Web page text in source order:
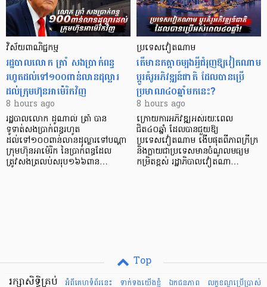
វិស័យ​ពាណិជ្ជកម្ម
រដ្ឋបាលលោក ត្រាំ សងប្រាក់ពន្ធ
រហូតដល់ទៅ១០០ពាន់លានដុល្លារ
ដល់ក្រុមហ៊ុនអាម៉េរិកវិញ
8 hours ago
រដ្ឋបាលលោក ដូណាល់ ត្រាំ បាន​
ទូទាត់សងប្រាក់ពន្ធរហូត
ដល់ទៅ១០០ពាន់លានដុល្លារទៅបណ្ដា
ក្រុមហ៊ុនអាម៉េរិក នៃប្រាក់ពន្ធដែល
ត្រូវសងត្រលប់សរុប១៦៦ពាន…
ប្រទេសវៀតណាម
តើមានកត្តាចម្បងអ្វីជំរុញឱ្យវៀតណាម
ប្តូរគំរូអភិវឌ្ឍន៍ជាតិ ដែលបានប្រើ
ប្រមាណ៤០ឆ្នាំមកនេះ?
8 hours ago
ក្រោយការអភិវឌ្ឍអស់រយៈពេល
ជិត៤០ឆ្នាំ ដែលបានជួយឱ្យ​
ប្រទេសវៀតណាម ងើប​ផុតពីភាពក្រីក្រ
និងក្លាយជាប្រទេសមានចំណូលមធ្យម
កម្រិតខ្ពស់ រដ្ឋាភិបាលវៀតណា…
Top
អំពីគេហទំព័រនេះ
ទាក់ទងយើងខ្ញំ ឯកជនភាព លក្ខខណ្ឌ​ប្រើ​ប្រាស់
រក្សាសិទ្ធិគ្រប់